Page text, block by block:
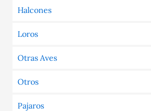
Halcones
Loros
Otras Aves
Otros
Pajaros